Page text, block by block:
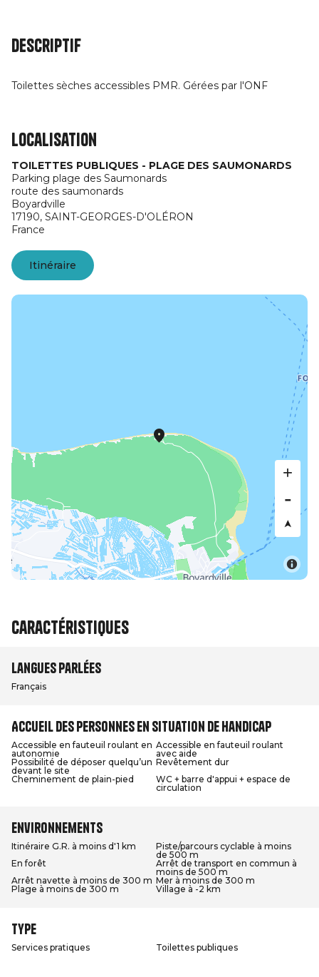
Descriptif
Toilettes sèches accessibles PMR. Gérées par l'ONF
Localisation
TOILETTES PUBLIQUES - PLAGE DES SAUMONARDS
Parking plage des Saumonards
route des saumonards
Boyardville
17190, SAINT-GEORGES-D'OLÉRON
France
Itinéraire
Caractéristiques
Langues parlées
Français
Accueil des personnes en situation de handicap
Accessible en fauteuil roulant en
autonomie
Accessible en fauteuil roulant
avec aide
Possibilité de déposer quelqu’un
devant le site
Revêtement dur
Cheminement de plain-pied
WC + barre d'appui + espace de
circulation
Environnements
Itinéraire G.R. à moins d'1 km
Piste/parcours cyclable à moins
de 500 m
En forêt
Arrêt de transport en commun à
moins de 500 m
Arrêt navette à moins de 300 m Mer à moins de 300 m
Plage à moins de 300 m
Village à -2 km
Type
Services pratiques Toilettes publiques